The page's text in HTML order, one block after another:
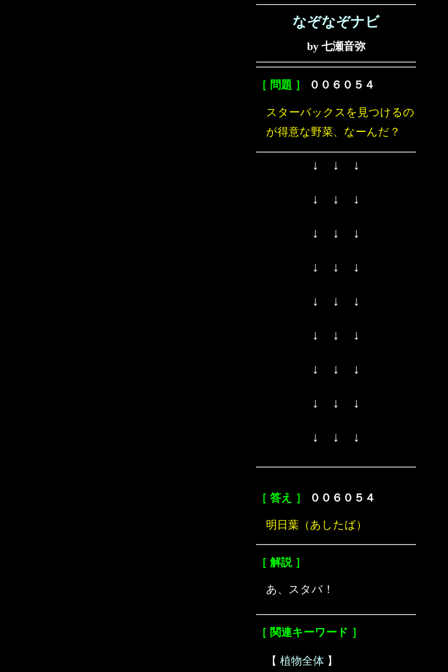
なぞなぞナビ
by 七瀬音弥
［ 問題 ］ ００６０５４
スターバックスを見つけるの
が得意な野菜、なーんだ？
↓ ↓ ↓
↓ ↓ ↓
↓ ↓ ↓
↓ ↓ ↓
↓ ↓ ↓
↓ ↓ ↓
↓ ↓ ↓
↓ ↓ ↓
↓ ↓ ↓
［ 答え ］ ００６０５４
明日葉（あしたば）
［ 解説 ］
あ、スタバ！
［ 関連キーワード ］
【 植物全体 】